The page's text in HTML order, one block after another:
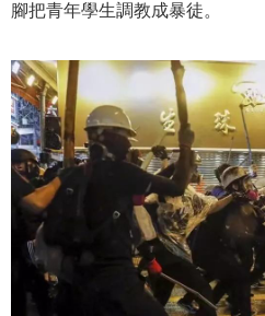
腳把青年學生調教成暴徒。